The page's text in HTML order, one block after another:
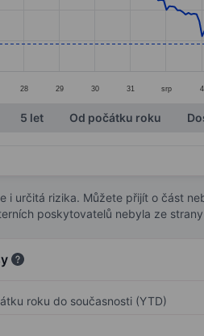
28 29 30 31 srp 4
5 let Od počátku roku
určitá rizika. Můžete přijít o část
poskytovatelů nebyla ze
roku do současnosti (YTD)